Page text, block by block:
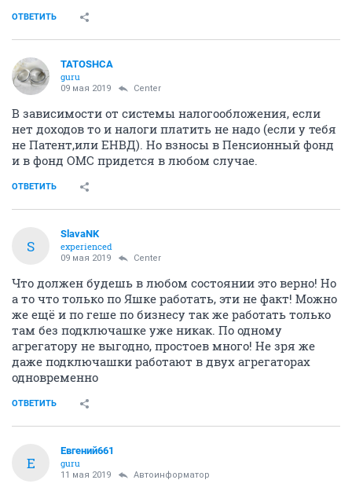
ОТВЕТИТЬ
TATOSHCA
guru
09 мая 2019 Center
В зависимости от системы налогообложения, если
нет доходов то и налоги платить не надо (если у тебя
не Патент,или ЕНВД). Но взносы в Пенсионный фонд
и в фонд ОМС придется в любом случае.
ОТВЕТИТЬ
S
SlavaNK
experienced
09 мая 2019 Center
Что должен будешь в любом состоянии это верно! Но
а то что только по Яшке работать, эти не факт! Можно
же ещё и по геше по бизнесу так же работать только
там без подключашке уже никак. По одному
агрегатору не выгодно, простоев много! Не зря же
даже подключашки работают в двух агрегаторах
одновременно
ОТВЕТИТЬ
Е
Евгений661
guru
11 мая 2019 Автоинформатор